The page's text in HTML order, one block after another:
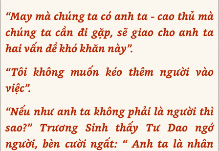
“May mà chúng ta có anh ta - cao thủ mà
chúng ta cần đi gặp, sẽ giao cho anh ta
hai vấn đề khó khăn này”.
“Tôi không muốn kéo thêm người vào
việc”.
“Nếu như anh ta không phải là người thì
sao?” Trương Sinh thấy Tư Dao ngớ
người, bèn cười ngất: “ Anh ta là nhân